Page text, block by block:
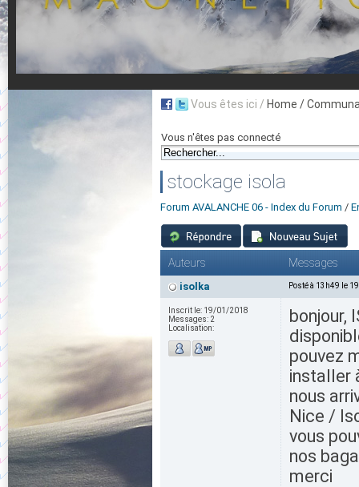
Vous êtes ici / Home /
Vous n'êtes pas connecté
stockage isola
Forum AVALANCHE 06 - Index du Forum /
Auteurs Messages
isolka Posté à 13h49 le
Inscrit le: 19/01/2018
Messages: 2
Localisation:
bonjour,
pouvez
installer
nous
Nice /
vous
nos
merci